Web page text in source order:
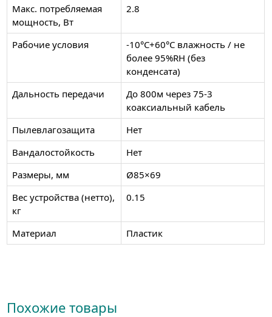
Макс. потребляемая
мощность, Вт
2.8
Рабочие условия
-10°C+60°C влажность / не
более 95%RH (без
конденсата)
Дальность передачи
До 800м через 75-3
коаксиальный кабель
Пылевлагозащита
Нет
Вандалостойкость
Нет
Размеры, мм
Ø85×69
Вес устройства (нетто),
кг
0.15
Материал Пластик
Похожие товары